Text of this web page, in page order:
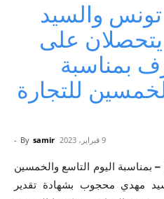
والسيد
على
بمناسبة
للتجارة
By samir
- 9 فبراير، 2023
–بمناسبة اليوم التاسع والخمسين
مهدي محجوب بشهادة تقدير